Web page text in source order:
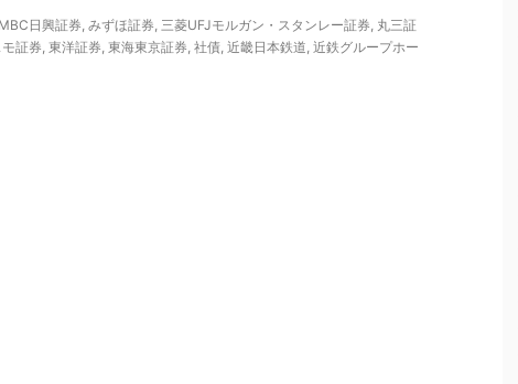
日興証券, みずほ証券, 三菱UFJモルガン・スタンレー証券, 丸三証
証券, 東洋証券, 東海東京証券, 社債, 近畿日本鉄道, 近鉄グループホー